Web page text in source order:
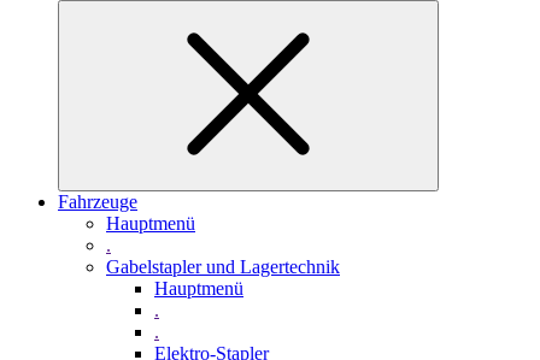
Fahrzeuge
Hauptmenü
.
Gabelstapler und Lagertechnik
Hauptmenü
.
.
Elektro-Stapler